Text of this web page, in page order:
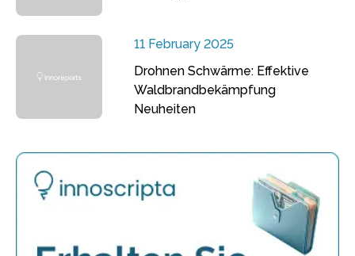
11 February 2025
Drohnen Schwärme: Effektive
Waldbrandbekämpfung
Neuheiten